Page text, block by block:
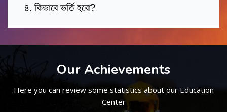
৪. কিভাবে ভর্তি হবো?
Our Achievements
Here you can review some statistics about our Education
Center